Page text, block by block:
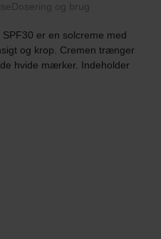
Dosering og brug
er en solcreme med
og krop. Cremen trænger
hvide mærker. Indeholder